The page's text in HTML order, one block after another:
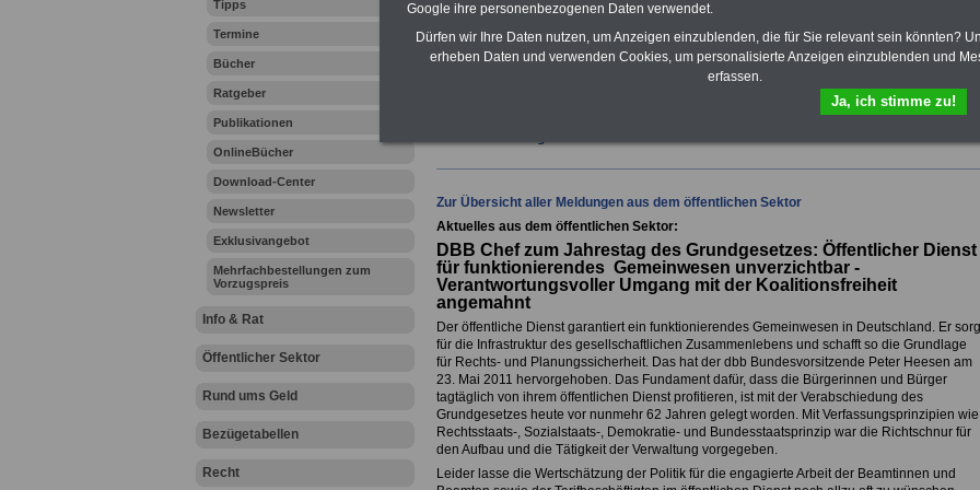
Tipps
Termine
Bücher
Ratgeber
Publikationen
OnlineBücher
Download-Center
Newsletter
Exklusivangebot
Mehrfachbestellungen zum
Vorzugspreis
Info & Rat
Öffentlicher Sektor
Rund ums Geld
Bezügetabellen
Recht
- Krankenzusatzversicherung-
Krankenkassen-
Zahnzusatzversicherung-
Zur Übersicht aller Meldungen aus dem öffentlichen Sektor
Aktuelles aus dem öffentlichen Sektor:
DBB Chef zum Jahrestag des Grundgesetzes: Öffentlicher Dienst
für funktionierendes Gemeinwesen unverzichtbar -
Verantwortungsvoller Umgang mit der Koalitionsfreiheit
angemahnt
Der öffentliche Dienst garantiert ein funktionierendes Gemeinwesen in Deutschland. Er
für die Infrastruktur des gesellschaftlichen Zusammenlebens und schafft so die Grundlage
für Rechts- und Planungssicherheit. Das hat der dbb Bundesvorsitzende Peter Heesen am
23. Mai 2011 hervorgehoben. Das Fundament dafür, dass die Bürgerinnen und Bürger
tagtäglich von ihrem öffentlichen Dienst profitieren, ist mit der Verabschiedung des
Grundgesetzes heute vor nunmehr 62 Jahren gelegt worden. Mit Verfassungsprinzipien wie
Rechtsstaats-, Sozialstaats-, Demokratie- und Bundesstaatsprinzip war die Richtschnur für
den Aufbau und die Tätigkeit der Verwaltung vorgegeben.
Leider lasse die Wertschätzung der Politik für die engagierte Arbeit der Beamtinnen und
Google ihre personenbezogenen Daten verwendet.
Dürfen wir Ihre Daten nutzen, um Anzeigen einzublenden, die für Sie relevant sein könnten?
erheben Daten und verwenden Cookies, um personalisierte Anzeigen einzublenden und
erfassen.
Ja, ich stimme zu!